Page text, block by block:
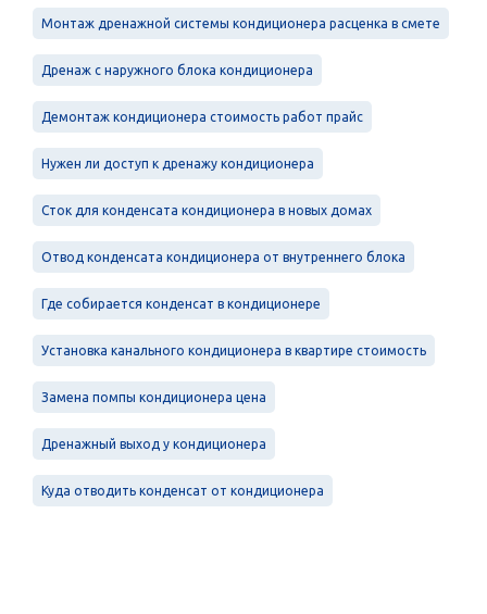
Монтаж дренажной системы кондиционера расценка в смете
Дренаж с наружного блока кондиционера
Демонтаж кондиционера стоимость работ прайс
Нужен ли доступ к дренажу кондиционера
Сток для конденсата кондиционера в новых домах
Отвод конденсата кондиционера от внутреннего блока
Где собирается конденсат в кондиционере
Установка канального кондиционера в квартире стоимость
Замена помпы кондиционера цена
Дренажный выход у кондиционера
Куда отводить конденсат от кондиционера